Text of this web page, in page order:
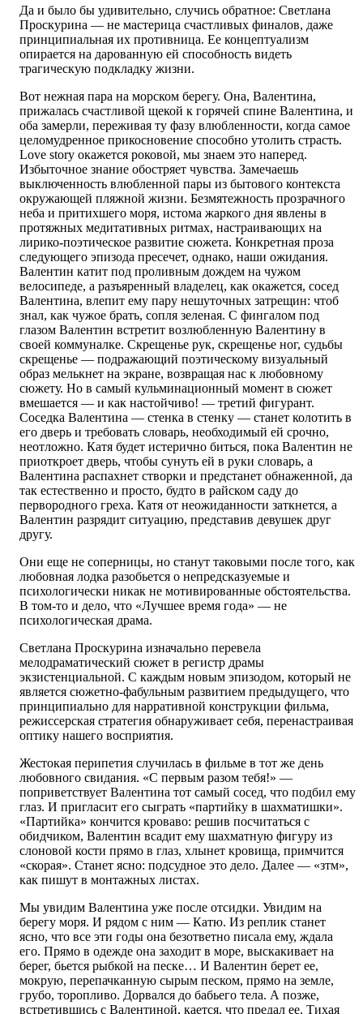
Да и было бы удивительно, случись обратное: Светлана
Проскурина — не мастерица счастливых финалов, даже
принципиальная их противница. Ее концептуализм
опирается на дарованную ей способность видеть
трагическую подкладку жизни.
Вот нежная пара на морском берегу. Она, Валентина,
прижалась счастливой щекой к горячей спине Валентина, и
оба замерли, переживая ту фазу влюбленности, когда самое
целомудренное прикосновение способно утолить страсть.
Love story окажется роковой, мы знаем это наперед.
Избыточное знание обостряет чувства. Замечаешь
выключенность влюбленной пары из бытового контекста
окружающей пляжной жизни. Безмятежность прозрачного
неба и притихшего моря, истома жаркого дня явлены в
протяжных медитативных ритмах, настраивающих на
лирико-поэтическое развитие сюжета. Конкретная проза
следующего эпизода пресечет, однако, наши ожидания.
Валентин катит под проливным дождем на чужом
велосипеде, а разъяренный владелец, как окажется, сосед
Валентина, влепит ему пару нешуточных затрещин: чтоб
знал, как чужое брать, сопля зеленая. С фингалом под
глазом Валентин встретит возлюбленную Валентину в
своей коммуналке. Скрещенье рук, скрещенье ног, судьбы
скрещенье — подражающий поэтическому визуальный
образ мелькнет на экране, возвращая нас к любовному
сюжету. Но в самый кульминационный момент в сюжет
вмешается — и как настойчиво! — третий фигурант.
Соседка Валентина — стенка в стенку — станет колотить в
его дверь и требовать словарь, необходимый ей срочно,
неотложно. Катя будет истерично биться, пока Валентин не
приоткроет дверь, чтобы сунуть ей в руки словарь, а
Валентина распахнет створки и предстанет обнаженной, да
так естественно и просто, будто в райском саду до
первородного греха. Катя от неожиданности заткнется, а
Валентин разрядит ситуацию, представив девушек друг
другу.
Они еще не соперницы, но станут таковыми после того, как
любовная лодка разобьется о непредсказуемые и
психологически никак не мотивированные обстоятельства.
В том-то и дело, что «Лучшее время года» — не
психологическая драма.
Светлана Проскурина изначально перевела
мелодраматический сюжет в регистр драмы
экзистенциальной. С каждым новым эпизодом, который не
является сюжетно-фабульным развитием предыдущего, что
принципиально для нарративной конструкции фильма,
режиссерская стратегия обнаруживает себя, перенастраивая
оптику нашего восприятия.
Жестокая перипетия случилась в фильме в тот же день
любовного свидания. «С первым разом тебя!» —
поприветствует Валентина тот самый сосед, что подбил ему
глаз. И пригласит его сыграть «партийку в шахматишки».
«Партийка» кончится кроваво: решив посчитаться с
обидчиком, Валентин всадит ему шахматную фигуру из
слоновой кости прямо в глаз, хлынет кровища, примчится
«скорая». Станет ясно: подсудное это дело. Далее — «зтм»,
как пишут в монтажных листах.
Мы увидим Валентина уже после отсидки. Увидим на
берегу моря. И рядом с ним — Катю. Из реплик станет
ясно, что все эти годы она безответно писала ему, ждала
его. Прямо в одежде она заходит в море, выскакивает на
берег, бьется рыбкой на песке… И Валентин берет ее,
мокрую, перепачканную сырым песком, прямо на земле,
грубо, торопливо. Дорвался до бабьего тела. А позже,
встретившись с Валентиной, кается, что предал ее. Тихая